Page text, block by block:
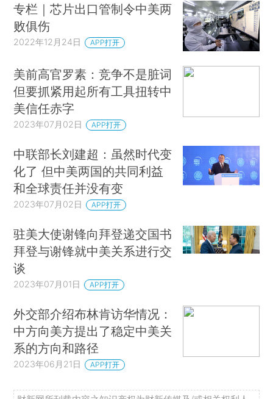
专栏｜芯片出口管制令中美两
败俱伤
2022年12月24日 APP打开
美前高官罗素：竞争不是脏词
但要抓紧用起所有工具扭转中
美信任赤字
2023年07月02日 APP打开
中联部长刘建超：虽然时代变
化了 但中美两国的共同利益
和全球责任并没有变
2023年07月02日 APP打开
驻美大使谢锋向拜登递交国书
拜登与谢锋就中美关系进行交
谈
2023年07月01日 APP打开
外交部介绍布林肯访华情况：
中方向美方提出了稳定中美关
系的方向和路径
2023年06月21日 APP打开